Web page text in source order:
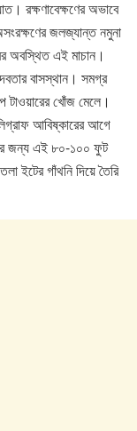
রক্ষণাবেক্ষণের অভাবে
জলজ্যান্ত নমুনা
অবস্থিত এই মাচান।
বাসস্থান। সমগ্র
টাওয়ারের খোঁজ মেলে।
আবিষ্কারের আগে
জন্য এই ৮০-১০০ ফুট
ইটের গাঁথনি দিয়ে তৈরি